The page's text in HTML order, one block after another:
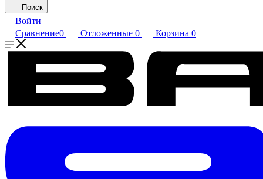
Поиск
Войти
Сравнение0 Отложенные 0 Корзина 0